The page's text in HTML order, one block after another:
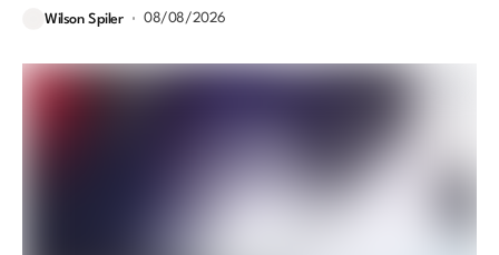
Wilson Spiler 08/08/2026